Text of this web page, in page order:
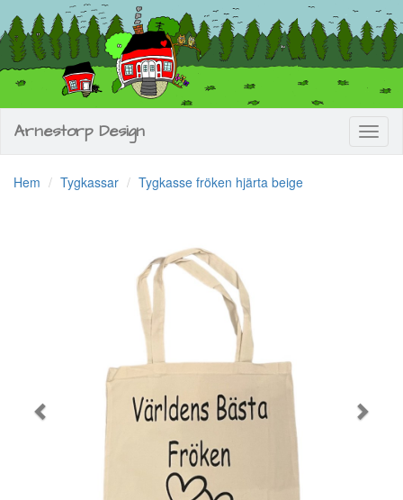
Arnestorp Design
Hem Tygkassar Tygkasse fröken hjärta beige